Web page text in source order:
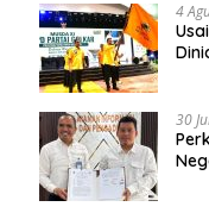
4
30